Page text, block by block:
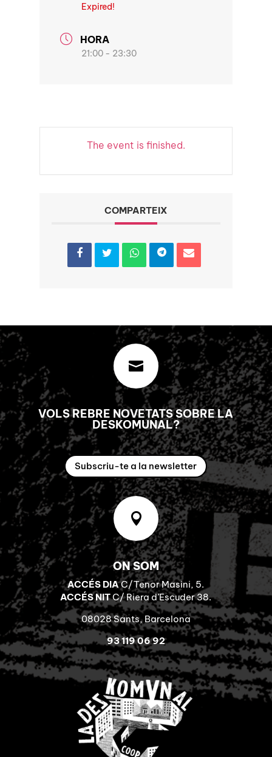
Expired!
HORA
21:00 - 23:30
The event is finished.
COMPARTEIX

VOLS REBRE NOVETATS SOBRE LA
DESKOMUNAL?
Subscriu-te a la newsletter

ON SOM
ACCÉS DIAC/Tenor Masini, 5.
ACCÉS NITC/ Riera d’Escuder 38.
08028 Sants, Barcelona
93 119 06 92